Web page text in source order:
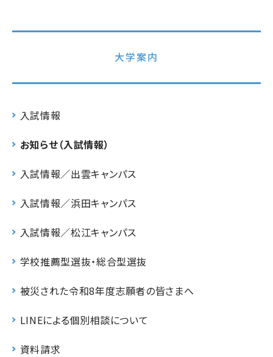
大学案内
入試情報
お知らせ（入試情報）
入試情報／出雲キャンパス
入試情報／浜田キャンパス
入試情報／松江キャンパス
学校推薦型選抜・総合型選抜
被災された令和8年度志願者の皆さまへ
LINEによる個別相談について
資料請求